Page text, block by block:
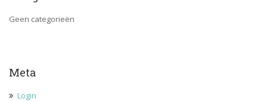
Geen categorieën
Meta
Login